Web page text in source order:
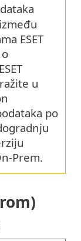
ESET
u
po
Prem.